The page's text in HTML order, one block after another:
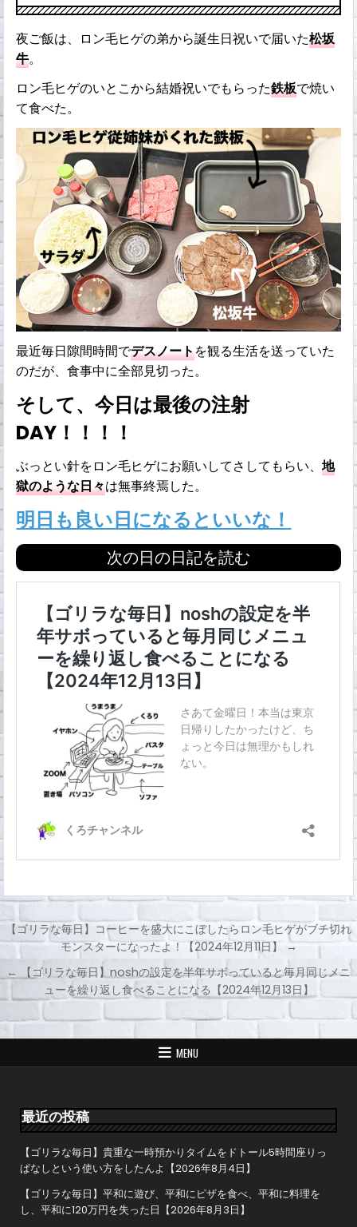
夜ご飯は、ロン毛ヒゲの弟から誕生日祝いで届いた松坂
牛。
ロン毛ヒゲのいとこから結婚祝いでもらった鉄板で焼い
て食べた。
最近毎日隙間時間でデスノートを観る生活を送っていた
のだが、食事中に全部見切った。
そして、今日は最後の注射
DAY！！！！
ぶっとい針をロン毛ヒゲにお願いしてさしてもらい、地
獄のような日々は無事終焉した。
明日も良い日になるといいな！
次の日の日記を読む
投
稿
ナ
ビ
ー
ョ
【ゴリラな毎日】コーヒーを盛大にこぼしたらロン毛ヒゲがブチ切れ
モンスターになったよ！【2024年12月11日】 →
← 【ゴリラな毎日】noshの設定を半年サボっていると毎月同じメニ
ューを繰り返し食べることになる【2024年12月13日】
MENU
最近の投稿
【ゴリラな毎日】貴重な一時預かりタイムをドトール5時間座りっ
ぱなしという使い方をしたんよ【2026年8月4日】
【ゴリラな毎日】平和に遊び、平和にピザを食べ、平和に料理を
し、平和に120万円を失った日【2026年8月3日】